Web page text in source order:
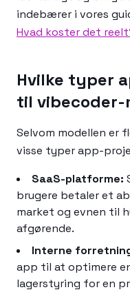
indebærer i vores
Hvad koster det
Hvilke typer
til vibecoder-
Selvom modellen er
visse typer app-
SaaS-platforme:
brugere betaler et
market og evnen til
afgørende.
Interne
app til at optimere
lagerstyring for en